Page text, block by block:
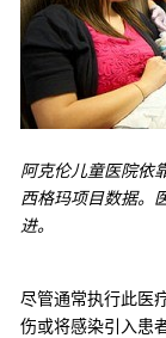
阿克伦儿童医院依
西格玛项目数据。
进。
尽管通常执行此医
伤或将感染引入患